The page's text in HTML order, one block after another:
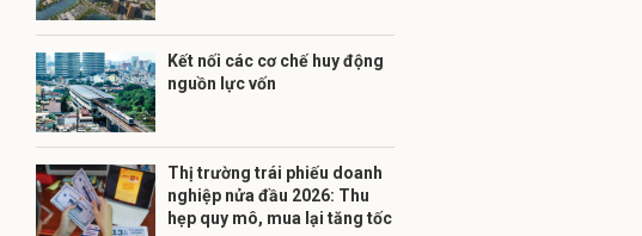
Kết nối các cơ chế huy động
nguồn lực vốn
Thị trường trái phiếu doanh
nghiệp nửa đầu 2026: Thu
hẹp quy mô, mua lại tăng tốc